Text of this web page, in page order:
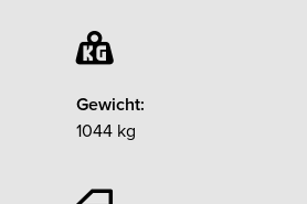
Gewicht:
1044 kg